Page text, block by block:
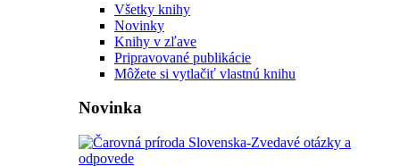
Všetky knihy
Novinky
Knihy v zľave
Pripravované publikácie
Môžete si vytlačiť vlastnú knihu
Novinka